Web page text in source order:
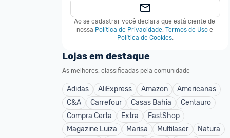
Ao se cadastrar você declara que está ciente de
nossa Política de Privacidade, Termos de Uso e
Política de Cookies.
Lojas em destaque
As melhores, classificadas pela comunidade
Adidas AliExpress Amazon
Americanas
C&A
Carrefour Casas Bahia
Centauro
Compra Certa
Extra
FastShop
Magazine Luiza
Marisa Multilaser
Natura